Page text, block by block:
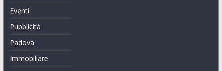
Eventi
Pubblicità
Padova
Immobiliare